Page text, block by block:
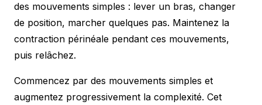
des mouvements simples : lever un bras, changer
de position, marcher quelques pas. Maintenez la
contraction périnéale pendant ces mouvements,
puis relâchez.
Commencez par des mouvements simples et
augmentez progressivement la complexité. Cet